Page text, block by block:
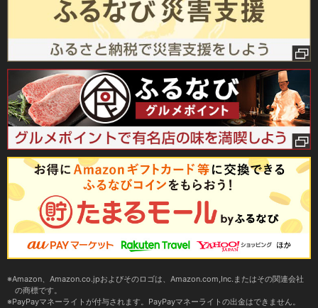
Amazon、Amazon.co.jpおよびそのロゴは、Amazon.com,Inc.またはその関連会社
の商標です。
PayPayマネーライトが付与されます。PayPayマネーライトの出金はできません。